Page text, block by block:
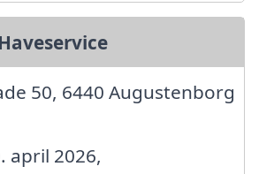
50, 6440 Augustenborg
april 2026,